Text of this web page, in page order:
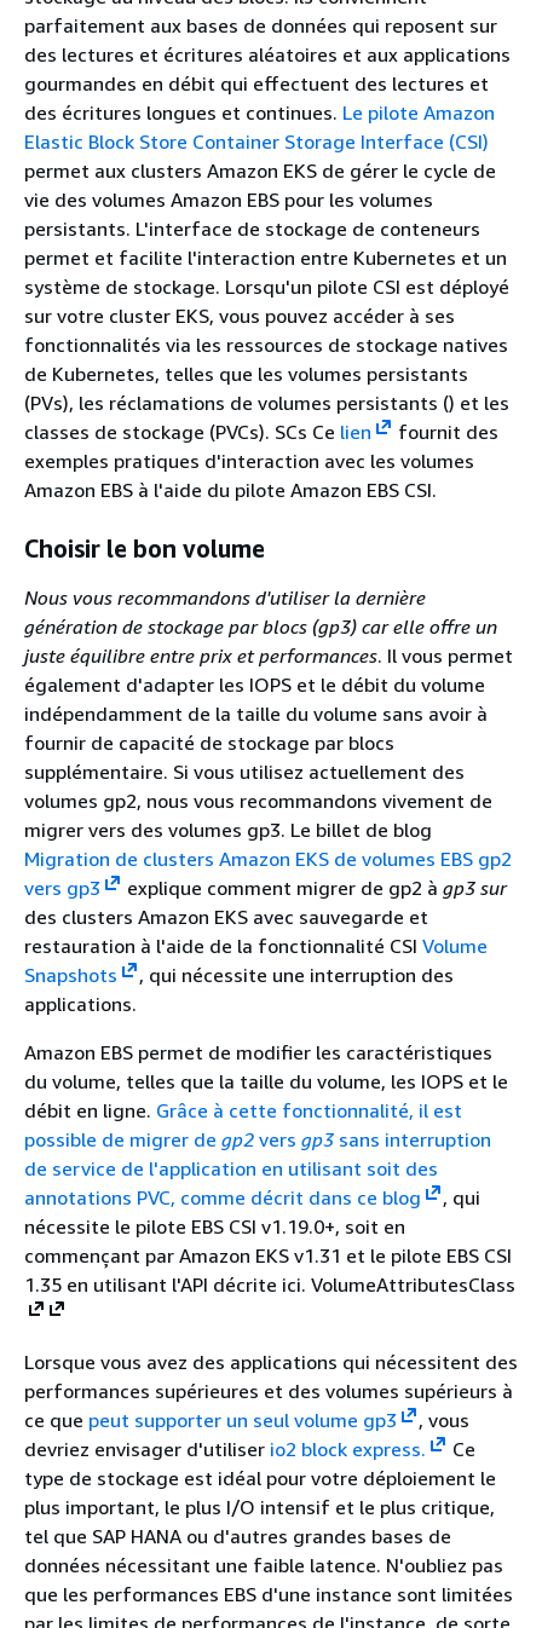
parfaitement aux bases de données qui reposent sur
des lectures et écritures aléatoires et aux applications
gourmandes en débit qui effectuent des lectures et
des écritures longues et continues. Le pilote Amazon
Elastic Block Store Container Storage Interface (CSI)
permet aux clusters Amazon EKS de gérer le cycle de
vie des volumes Amazon EBS pour les volumes
persistants. L'interface de stockage de conteneurs
permet et facilite l'interaction entre Kubernetes et un
système de stockage. Lorsqu'un pilote CSI est déployé
sur votre cluster EKS, vous pouvez accéder à ses
fonctionnalités via les ressources de stockage natives
de Kubernetes, telles que les volumes persistants
(PVs), les réclamations de volumes persistants () et les
classes de stockage (PVCs). SCs Ce lien
fournit des
exemples pratiques d'interaction avec les volumes
Amazon EBS à l'aide du pilote Amazon EBS CSI.
Choisir le bon volume
Nous vous recommandons d'utiliser la dernière
génération de stockage par blocs (gp3) car elle offre un
juste équilibre entre prix et performances. Il vous permet
également d'adapter les IOPS et le débit du volume
indépendamment de la taille du volume sans avoir à
fournir de capacité de stockage par blocs
supplémentaire. Si vous utilisez actuellement des
volumes gp2, nous vous recommandons vivement de
migrer vers des volumes gp3. Le billet de blog
Migration de clusters Amazon EKS de volumes EBS gp2
vers gp3
explique comment migrer de gp2 à gp3 sur
des clusters Amazon EKS avec sauvegarde et
restauration à l'aide de la fonctionnalité CSI Volume
Snapshots
, qui nécessite une interruption des
applications.
Amazon EBS permet de modifier les caractéristiques
du volume, telles que la taille du volume, les IOPS et le
débit en ligne. Grâce à cette fonctionnalité, il est
possible de migrer de gp2 vers gp3 sans interruption
de service de l'application en utilisant soit des
annotations PVC, comme décrit dans ce blog
, qui
nécessite le pilote EBS CSI v1.19.0+, soit en
commençant par Amazon EKS v1.31 et le pilote EBS CSI
1.35 en utilisant l'API décrite ici. VolumeAttributesClass
Lorsque vous avez des applications qui nécessitent des
performances supérieures et des volumes supérieurs à
ce que peut supporter un seul volume gp3
, vous
devriez envisager d'utiliser io2 block express.
Ce
type de stockage est idéal pour votre déploiement le
plus important, le plus I/O intensif et le plus critique,
tel que SAP HANA ou d'autres grandes bases de
données nécessitant une faible latence. N'oubliez pas
que les performances EBS d'une instance sont limitées
par les limites de performances de l'instance, de sorte